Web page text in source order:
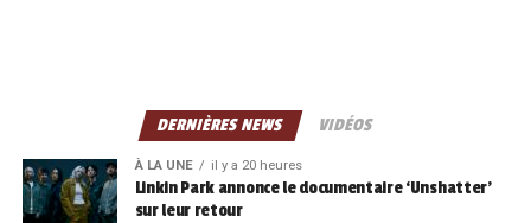
DERNIÈRES NEWS VIDÉOS
À LA UNE il y a 20 heures
Linkin Park annonce le documentaire ‘Unshatter’
sur leur retour